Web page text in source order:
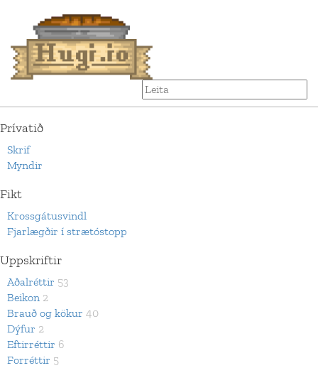
Prívatið
Skrif
Myndir
Fikt
Krossgátusvindl
Fjarlægðir í strætóstopp
Uppskriftir
Aðalréttir 53
Beikon 2
Brauð og kökur 40
Dýfur 2
Eftirréttir 6
Forréttir 5